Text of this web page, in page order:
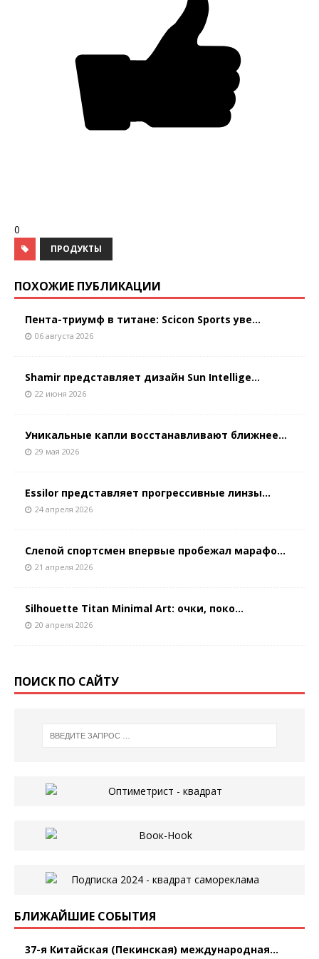
0
ПРОДУКТЫ
ПОХОЖИЕ ПУБЛИКАЦИИ
Пента-триумф в титане: Scicon Sports уве...
06 августа 2026
Shamir представляет дизайн Sun Intellige...
22 июня 2026
Уникальные капли восстанавливают ближнее...
29 мая 2026
Essilor представляет прогрессивные линзы...
24 апреля 2026
Слепой спортсмен впервые пробежал марафо...
21 апреля 2026
Silhouette Titan Minimal Art: очки, поко...
20 апреля 2026
ПОИСК ПО САЙТУ
БЛИЖАЙШИЕ СОБЫТИЯ
37-я Китайская (Пекинская) международная...